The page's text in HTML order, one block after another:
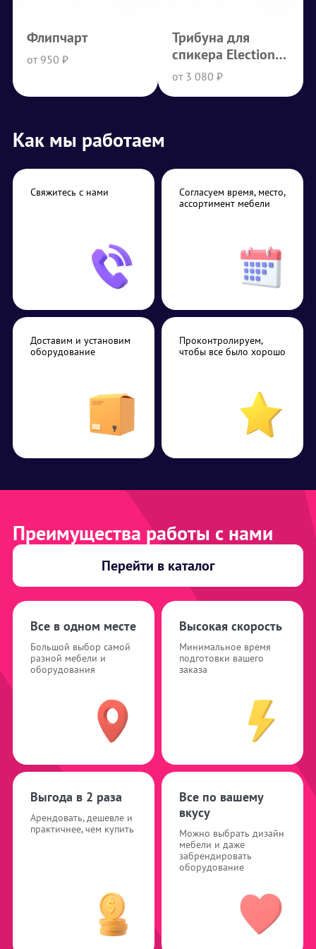
Флипчарт
от 950 ₽
Трибуна для
спикера Election
белая
от 3 080 ₽
Как мы работаем
Свяжитесь с нами
Согласуем время, место,
ассортимент мебели
Доставим и установим
оборудование
Проконтролируем,
чтобы все было хорошо
Преимущества работы с нами
Перейти в каталог
Все в одном месте
Большой выбор самой
разной мебели и
оборудования
Высокая скорость
Минимальное время
подготовки вашего
заказа
Выгода в 2 раза
Арендовать, дешевле и
практичнее, чем купить
Все по вашему
вкусу
Можно выбрать дизайн
мебели и даже
забрендировать
оборудование